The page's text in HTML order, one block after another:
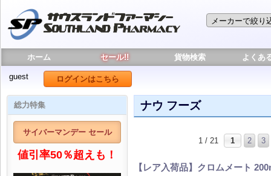
ホーム セール!! 貨物検索 よくあ
guest ログインはこちら
総力特集
サイバーマンデー セール
値引率50％超えも！
ナウ フーズ
1 / 21 1 2 3
【レア入荷品】クロムメート